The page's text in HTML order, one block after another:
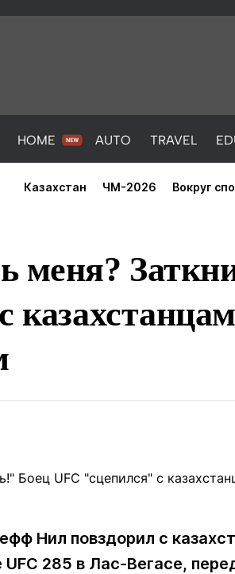
HOME AUTO TRAVEL
Казахстан ЧМ-2026 Вокруг
спорта
Контакты редакции Вакансии
меня?
Нил повздорил с
285 в Лас-Вегасе,